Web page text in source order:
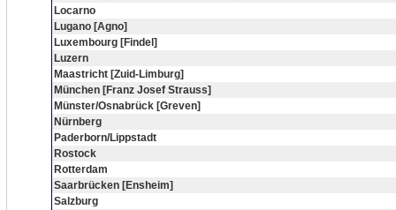
Locarno
Lugano [Agno]
Luxembourg [Findel]
Luzern
Maastricht [Zuid-Limburg]
München [Franz Josef Strauss]
Münster/Osnabrück [Greven]
Nürnberg
Paderborn/Lippstadt
Rostock
Rotterdam
Saarbrücken [Ensheim]
Salzburg